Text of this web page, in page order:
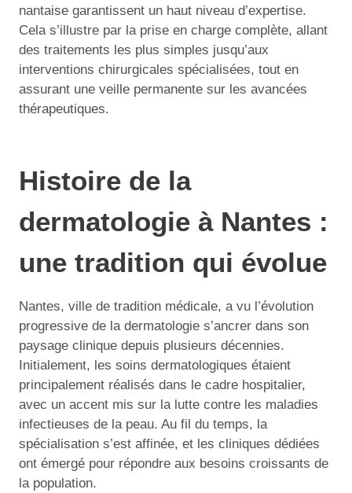
nantaise garantissent un haut niveau d’expertise.
Cela s’illustre par la prise en charge complète, allant
des traitements les plus simples jusqu’aux
interventions chirurgicales spécialisées, tout en
assurant une veille permanente sur les avancées
thérapeutiques.
Histoire de la
dermatologie à Nantes :
une tradition qui évolue
Nantes, ville de tradition médicale, a vu l’évolution
progressive de la dermatologie s’ancrer dans son
paysage clinique depuis plusieurs décennies.
Initialement, les soins dermatologiques étaient
principalement réalisés dans le cadre hospitalier,
avec un accent mis sur la lutte contre les maladies
infectieuses de la peau. Au fil du temps, la
spécialisation s’est affinée, et les cliniques dédiées
ont émergé pour répondre aux besoins croissants de
la population.